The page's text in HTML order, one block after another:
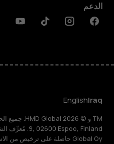
الدعم
Facebook
Instagram
Tiktok
Iraq
English